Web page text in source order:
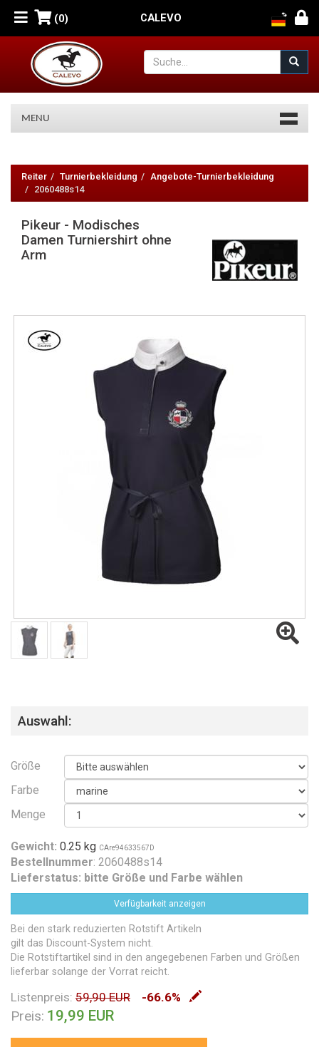
(0) CALEVO
MENU
Modisches
Damen
Turniershirt
Arm
Reiter Turnierbekleidung
Angebote-Turnierbekleidung
2060488s14
Pikeur - Modisches
Damen Turniershirt ohne
Arm
Auswahl:
Größe
Farbe
Menge
Gewicht: 0.25 kg CAre94633567D
Bestellnummer: 2060488s14
Lieferstatus: bitte Größe und Farbe wählen
Verfügbarkeit anzeigen
Bei den stark reduzierten Rotstift Artikeln
gilt das Discount-System nicht.
Die Rotstiftartikel sind in den angegebenen Farben und Größen
lieferbar solange der Vorrat reicht.
Listenpreis: 59,90 EUR -66.6%
Preis: 19,99 EUR